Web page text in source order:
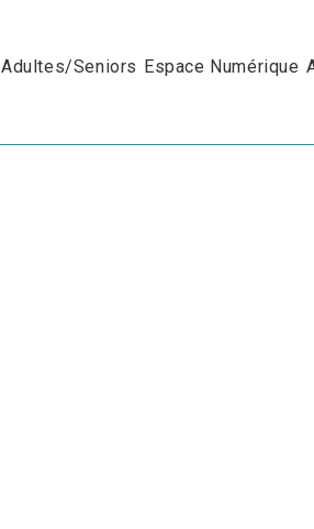
Adultes/Seniors Espace Numérique